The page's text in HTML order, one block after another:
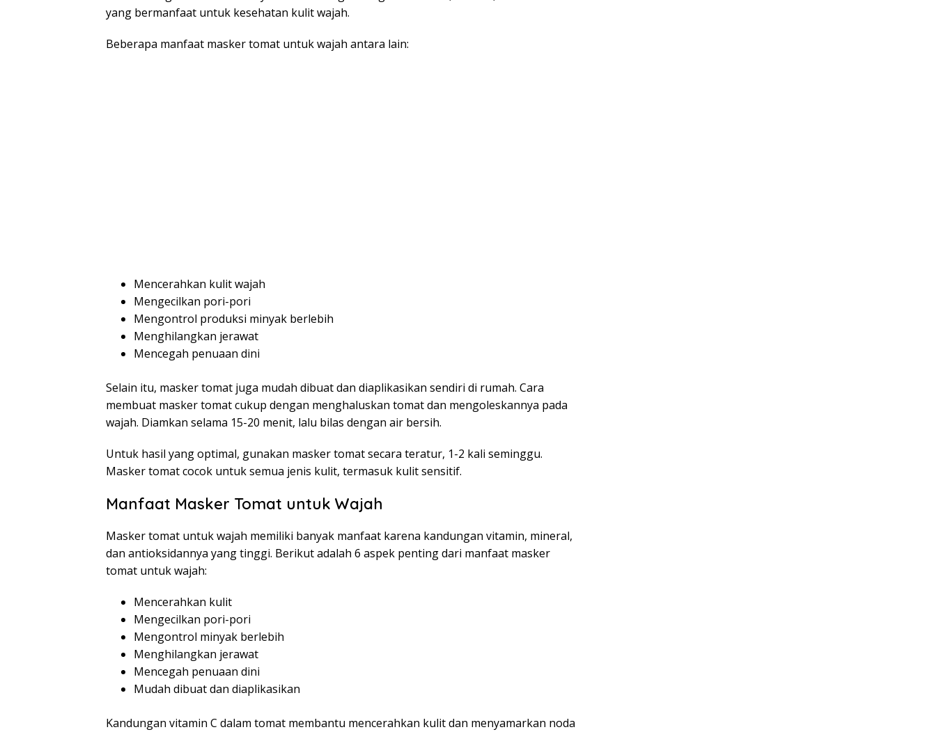
yang bermanfaat untuk kesehatan kulit wajah.
Beberapa manfaat masker tomat untuk wajah antara lain:
Mencerahkan kulit wajah
Mengecilkan pori-pori
Mengontrol produksi minyak berlebih
Menghilangkan jerawat
Mencegah penuaan dini
Selain itu, masker tomat juga mudah dibuat dan diaplikasikan sendiri di rumah. Cara
membuat masker tomat cukup dengan menghaluskan tomat dan mengoleskannya pada
wajah. Diamkan selama 15-20 menit, lalu bilas dengan air bersih.
Untuk hasil yang optimal, gunakan masker tomat secara teratur, 1-2 kali seminggu.
Masker tomat cocok untuk semua jenis kulit, termasuk kulit sensitif.
Manfaat Masker Tomat untuk Wajah
Masker tomat untuk wajah memiliki banyak manfaat karena kandungan vitamin, mineral,
dan antioksidannya yang tinggi. Berikut adalah 6 aspek penting dari manfaat masker
tomat untuk wajah:
Mencerahkan kulit
Mengecilkan pori-pori
Mengontrol minyak berlebih
Menghilangkan jerawat
Mencegah penuaan dini
Mudah dibuat dan diaplikasikan
Kandungan vitamin C dalam tomat membantu mencerahkan kulit dan menyamarkan noda